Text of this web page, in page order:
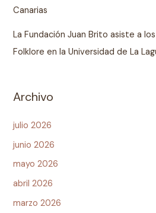
Canarias
La Fundación Juan Brito asiste a
Folklore en la Universidad de La
Archivo
julio 2026
junio 2026
mayo 2026
abril 2026
marzo 2026